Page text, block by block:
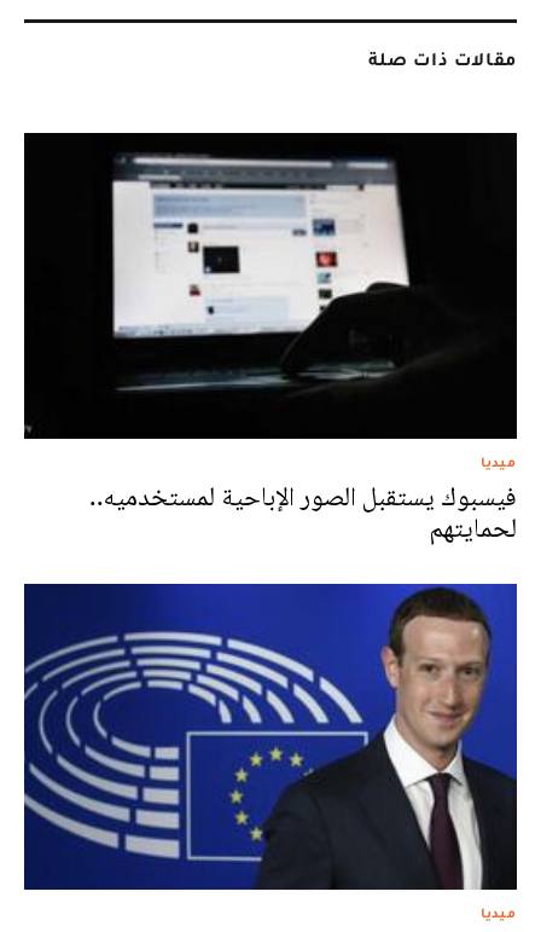
مقالات ذات صلة
ميديا
فيسبوك يستقبل الصور الإباحية لمستخدميه..
لحمايتهم
ميديا